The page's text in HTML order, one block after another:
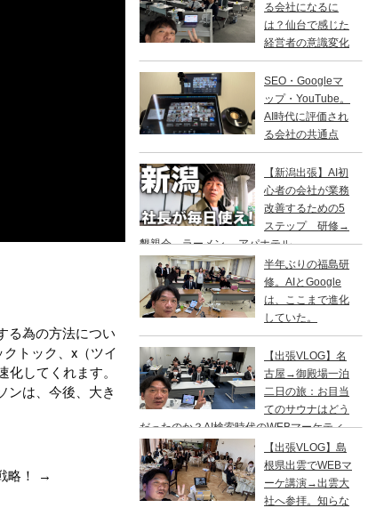
る為の方法につい
トック、x（ツイ
してくれます。
ンは、今後、大き
略！ →
る会社になるに
は？仙台で感じた
経営者の意識変化
SEO・Googleマ
ップ・YouTube。
AI時代に評価され
る会社の共通点
【新潟出張】AI初
心者の会社が業務
改善するための5
ステップ 研修→
懇親会→ラーメン→ アパホテル
半年ぶりの福島研
修。AIとGoogle
は、ここまで進化
していた。
【出張VLOG】名
古屋→御殿場一泊
二日の旅：お目当
てのサウナはどう
だったのか？AI検索時代のWEBマーケティ
ングのセミナー&YouTube撮影の仕事旅
【出張VLOG】島
根県出雲でWEBマ
ーケ講演→出雲大
社へ参拝。知らな